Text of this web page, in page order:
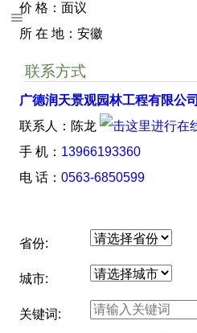
价 格：面议
所 在 地：安徽
联系方式
广德润天景观园林工程有限公司
联系人：陈龙
手 机： 13966193360
电 话： 0563-6850599
省份:
城市:
关键词: